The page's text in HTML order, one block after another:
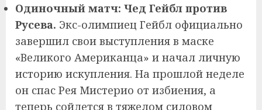
Одиночный матч: Чед Гейбл против
Русева. Экс-олимпиец Гейбл официально
завершил свои выступления в маске
«Великого Американца» и начал личную
историю искупления. На прошлой неделе
он спас Рея Мистерио от избиения, а
теперь сойдется в тяжелом силовом